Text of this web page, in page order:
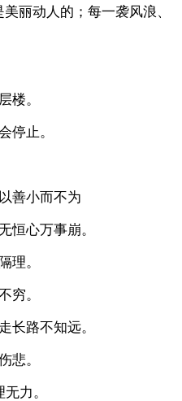
丽动人的；每一袭风浪、
楼。
停止。
善小而不为
恒心万事崩。
理。
穷。
长路不知远。
悲。
力。